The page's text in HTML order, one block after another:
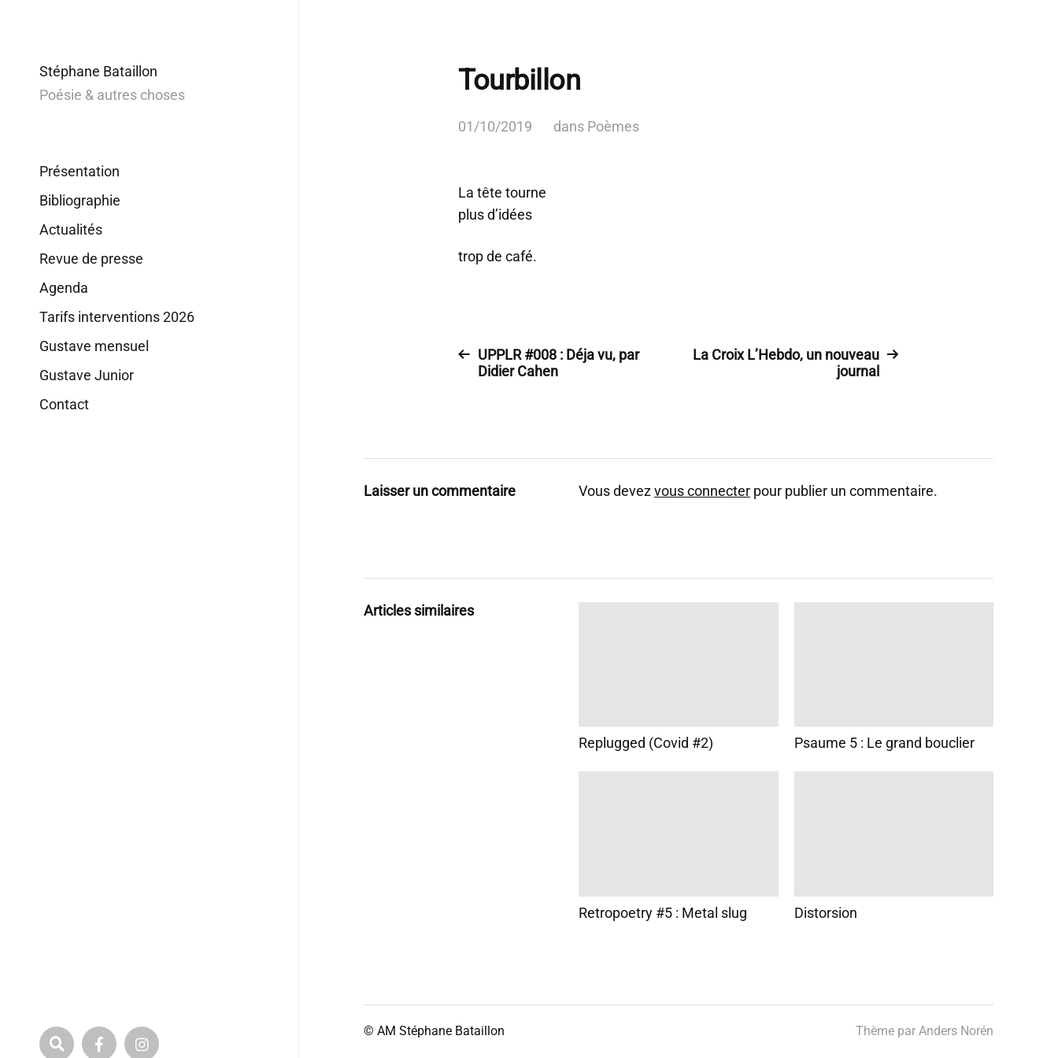
Stéphane Bataillon
Poésie & autres choses
Présentation
Bibliographie
Actualités
Revue de presse
Agenda
Tarifs interventions 2026
Gustave mensuel
Gustave Junior
Contact
Tourbillon
01/10/2019 dans Poèmes
La tête tourne
plus d’idées
trop de café.
UPPLR #008 : Déja vu, par
Didier Cahen
La Croix L’Hebdo, un nouveau
journal
Laisser un commentaire Vous devezvous connecter pour publier un commentaire.
Articles similaires
Replugged (Covid #2) Psaume 5 : Le grand bouclier
Retropoetry #5 : Metal slug Distorsion
© AM Stéphane Bataillon Thème par Anders Norén